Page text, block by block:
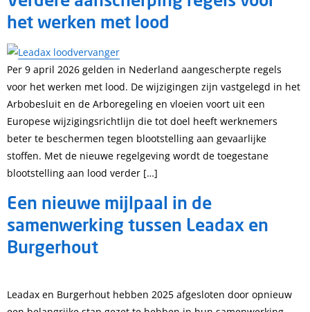
het werken met lood
Per 9 april 2026 gelden in Nederland aangescherpte regels
voor het werken met lood. De wijzigingen zijn vastgelegd in het
Arbobesluit en de Arboregeling en vloeien voort uit een
Europese wijzigingsrichtlijn die tot doel heeft werknemers
beter te beschermen tegen blootstelling aan gevaarlijke
stoffen. Met de nieuwe regelgeving wordt de toegestane
blootstelling aan lood verder […]
Een nieuwe mijlpaal in de
samenwerking tussen Leadax en
Burgerhout
Leadax en Burgerhout hebben 2025 afgesloten door opnieuw